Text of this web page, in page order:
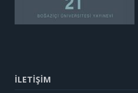
İLETİŞİM